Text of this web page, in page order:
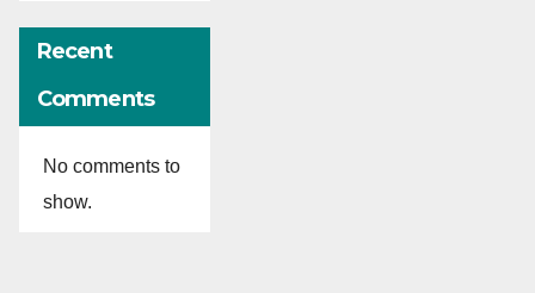
Recent
Comments
No comments to
show.